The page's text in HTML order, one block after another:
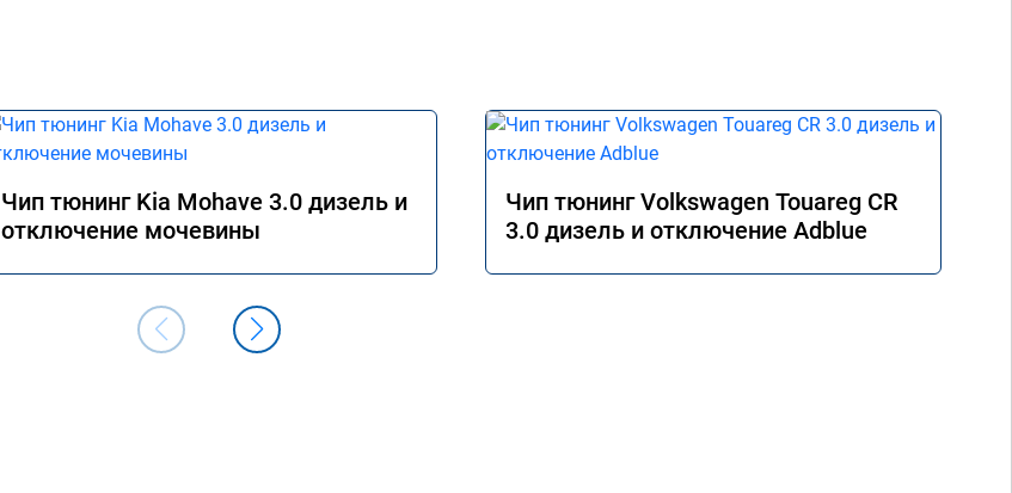
Чип тюнинг Kia Mohave 3.0 дизель и
отключение мочевины
Чип тюнинг Volkswagen Touareg CR
3.0 дизель и отключение Adblue